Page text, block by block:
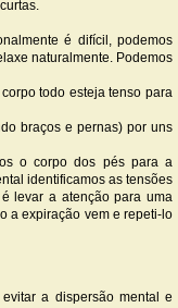
é difícil, podemos
naturalmente. Podemos
todo esteja tenso para
braços e pernas) por uns
o corpo dos pés para a
identificamos as tensões
levar a atenção para uma
a expiração vem e repeti-lo
a dispersão mental e